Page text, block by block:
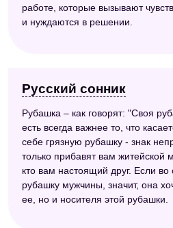
работе, которые вызывают
и нуждаются в решении.
Русский сонник
Рубашка – как говорят: "Своя
есть всегда важнее то, что
себе грязную рубашку - знак
только прибавят вам житейской
кто вам настоящий друг. Если
рубашку мужчины, значит, она
ее, но и носителя этой рубашки.